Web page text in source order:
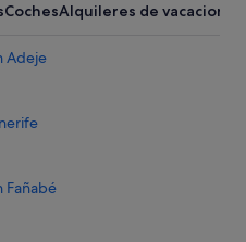
CochesAlquileres de vacaciones
Adeje
Fañabé